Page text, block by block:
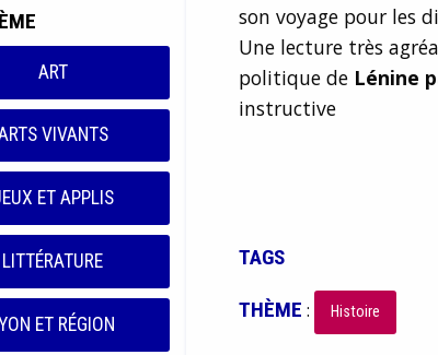
ART
VIVANTS
ET APPLIS
LITTÉRATURE
ET RÉGION
son voyage pour les
Une lecture très
politique de Lénine
instructive
TAGS
THÈME : Histoire